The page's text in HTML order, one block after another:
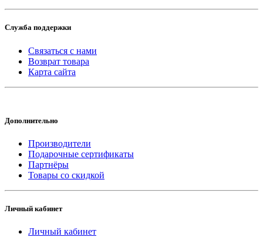
Служба поддержки
Связаться с нами
Возврат товара
Карта сайта
Дополнительно
Производители
Подарочные сертификаты
Партнёры
Товары со скидкой
Личный кабинет
Личный кабинет